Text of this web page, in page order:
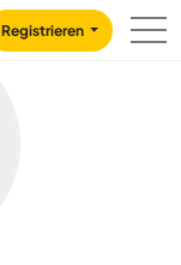
Registrieren